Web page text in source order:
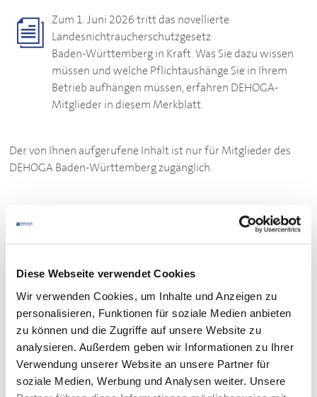
Diese Webseite verwendet Cookies
Wir verwenden Cookies, um Inhalte und Anzeigen zu
personalisieren, Funktionen für soziale Medien anbieten
zu können und die Zugriffe auf unsere Website zu
analysieren. Außerdem geben wir Informationen zu Ihrer
Verwendung unserer Website an unsere Partner für
soziale Medien, Werbung und Analysen weiter. Unsere
Zum 1. Juni 2026 tritt das novellierte
Landesnichtraucherschutzgesetz
Baden‑Württemberg in Kraft. Was Sie dazu wissen
müssen und welche Pflichtaushänge Sie in Ihrem
Betrieb aufhängen müssen, erfahren DEHOGA-
Mitglieder in diesem Merkblatt.
Der von Ihnen aufgerufene Inhalt ist nur für Mitglieder des
DEHOGABaden-Württemberg zugänglich.
ZUM LOGIN
Sie sind noch kein Mitglied desDEHOGA
Württemberg?
Werden Sie hier Mitglied.
Ihr Kontakt